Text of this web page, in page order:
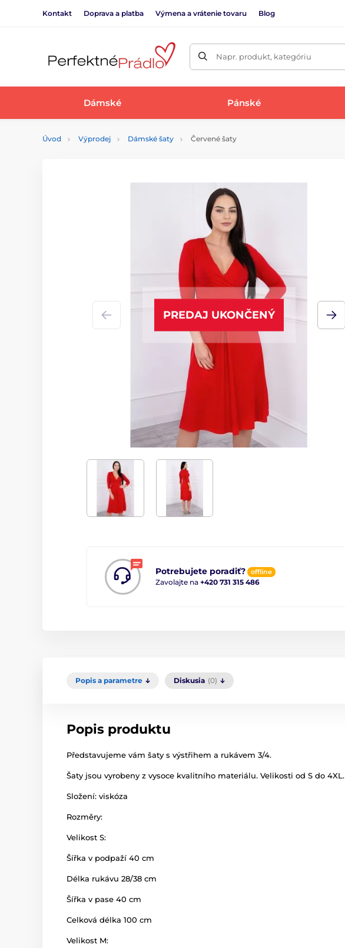
Kontakt Doprava a platba Výmena a vrátenie tovaru Blog
Napr. produkt, kategóriu
Dámské Pánské
Úvod Výprodej Dámské šaty Červené šaty
PREDAJ UKONČENÝ
Potrebujete poradiť? offline
Zavolajte na +420 731 315 486
Popis a parametre Diskusia (0)
Popis produktu
Představujeme vám šaty s výstřihem a rukávem 3/4.
Šaty jsou vyrobeny z vysoce kvalitního materiálu. Velikosti od S do 4XL.
Složení: viskóza
Rozměry:
Velikost S:
Šířka v podpaží 40 cm
Délka rukávu 28/38 cm
Šířka v pase 40 cm
Celková délka 100 cm
Velikost M: